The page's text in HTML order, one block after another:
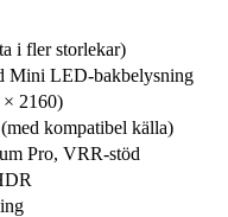
i fler storlekar)
Mini LED-bakbelysning
2160)
kompatibel källa)
Pro, VRR-stöd